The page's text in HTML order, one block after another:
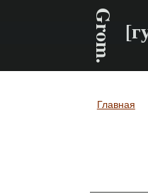
Grom.
Вы
Главная